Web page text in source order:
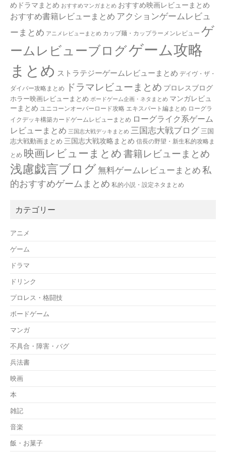
めドラマまとめ おすすめマンガまとめ おすすめ映画レビューまとめ
おすすめ書籍レビューまとめ アクションゲームレビュ
ーまとめ アニメレビューまとめ カップ麺・カップラーメンレビュー ゲ
ームレビューブログゲーム攻略
まとめ ストラテジーゲームレビューまとめ デイヴ・ザ・
ダイバー攻略まとめ ドラマレビューまとめ プロレスブログ
ホラー映画レビューまとめ ボードゲーム企画・ネタまとめ マンガレビュ
ーまとめ ユニコーンオーバーロード攻略 エキスパート編まとめ ローグラ
イクデッキ構築カードゲームレビューまとめ ローグライク系ゲーム
レビューまとめ 三国志大戦デッキまとめ 三国志大戦ブログ 三国
志大戦動画まとめ 三国志大戦攻略まとめ 信長の野望・新生私的攻略ま
とめ 映画レビューまとめ 書籍レビューまとめ
浅慮戯言ブログ無料ゲームレビューまとめ 私
的おすすめゲームまとめ 私的小説・設定ネタまとめ
カテゴリー
アニメ
ゲーム
ドラマ
ドリンク
プロレス・格闘技
ボードゲーム
マンガ
不具合・障害・バグ
兵法書
映画
本
雑記
音楽
飯・お菓子